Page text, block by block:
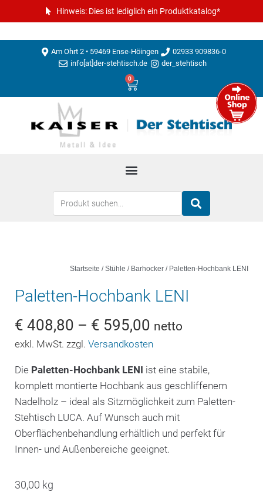
Hinweis: Dies ist lediglich ein Produktkatalog*
Am Ohrt 2 • 59469 Ense-Höingen
02933 909836-0
info[at]der-stehtisch.de
der_stehtisch
0
Startseite /Stühle / Barhocker / Paletten-Hochbank LENI
Paletten-Hochbank LENI
€ 408,80 – € 595,00 netto
exkl. MwSt. zzgl. Versandkosten
Die Paletten-Hochbank LENI ist eine stabile,
komplett montierte Hochbank aus geschliffenem
Nadelholz – ideal als Sitzmöglichkeit zum Paletten-
Stehtisch LUCA. Auf Wunsch auch mit
Oberflächenbehandlung erhältlich und perfekt für
Innen- und Außenbereiche geeignet.
30,00 kg